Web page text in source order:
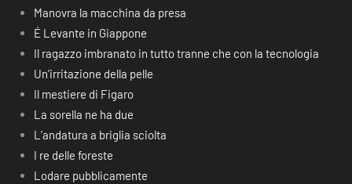
Manovra la macchina da presa
É Levante in Giappone
Il ragazzo imbranato in tutto tranne che con la tecnologia
Un’irritazione della pelle
Il mestiere di Figaro
La sorella ne ha due
L’andatura a briglia sciolta
I re delle foreste
Lodare pubblicamente